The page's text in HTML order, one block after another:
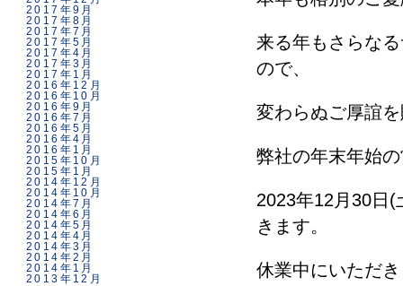
2017年9月
2017年8月
2017年7月
2017年5月
2017年4月
2017年3月
2017年1月
2016年12月
2016年10月
2016年9月
2016年7月
2016年5月
2016年4月
2016年1月
2015年10月
2015年1月
2014年12月
2014年10月
2014年7月
2014年6月
2014年5月
2014年4月
2014年3月
2014年2月
2014年1月
2013年12月
来る年もさらな
ので、
変わらぬご厚誼
弊社の年末年始
2023年12月30日
きます。
休業中にいただ